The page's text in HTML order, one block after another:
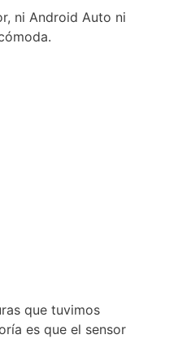
ni Android Auto ni
que tuvimos
es que el sensor